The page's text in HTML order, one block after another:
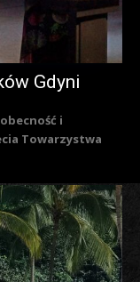
Gdyni
i
Towarzystwa